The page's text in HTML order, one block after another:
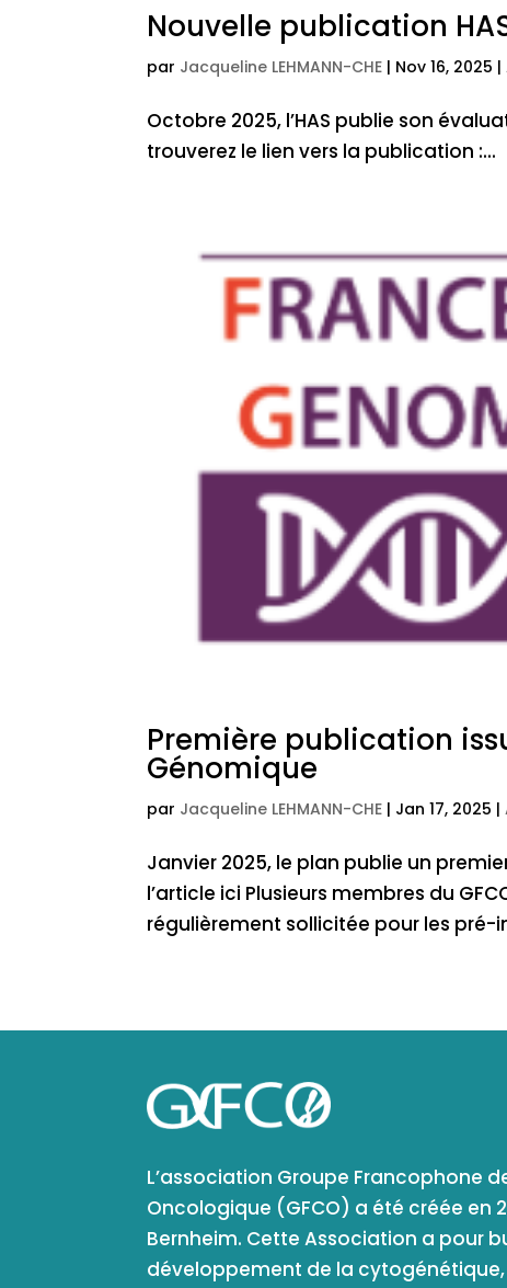
Nouvelle publication
par Jacqueline LEHMANN-CHE | Nov 16, 2025 |
Octobre 2025, l’HAS publie son
trouverez le lien vers la publication :...
Première publication
Génomique
par Jacqueline LEHMANN-CHE | Jan 17, 2025 |
Janvier 2025, le plan publie un
l’article ici Plusieurs membres du
régulièrement sollicitée pour les pré-
L’association Groupe Francophone
Oncologique (GFCO) a été créée en
Bernheim. Cette Association a pour
développement de la